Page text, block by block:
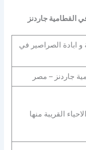
القطامية جاردنز
و ابادة الصراصير في
جاردنز – مصر
القريبة منها